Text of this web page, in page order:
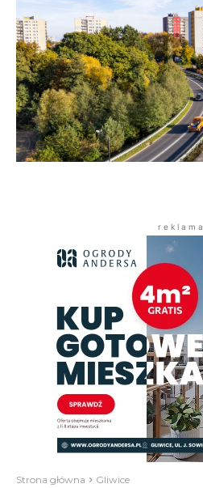
r e k l a m a
Strona główna Gliwice